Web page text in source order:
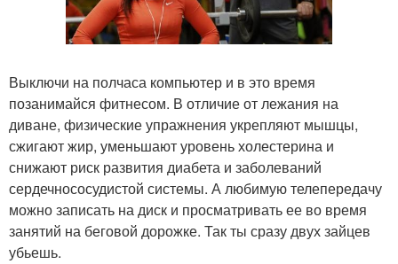
Выключи на полчаса компьютер и в это время
позанимайся фитнесом. В отличие от лежания на
диване, физические упражнения укрепляют мышцы,
сжигают жир, уменьшают уровень холестерина и
снижают риск развития диабета и заболеваний
сердечнососудистой системы. А любимую телепередачу
можно записать на диск и просматривать ее во время
занятий на беговой дорожке. Так ты сразу двух зайцев
убьешь.